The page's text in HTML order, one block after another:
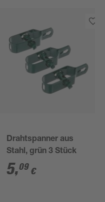
Drahtspanner aus
Stahl, grün 3 Stück
5,09 €